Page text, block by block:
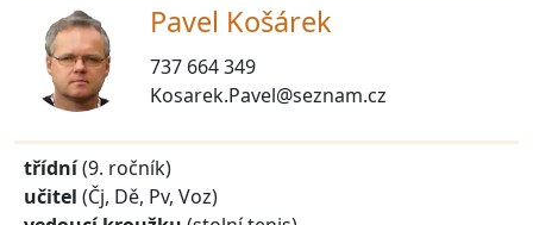
Pavel Košárek
737 664 349
Kosarek.Pavel@seznam.cz
třídní(9. ročník)
učitel (Čj, Dě, Pv, Voz)